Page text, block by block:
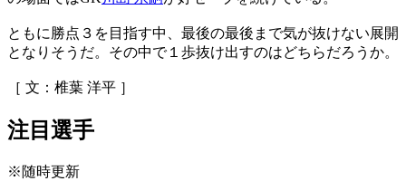
ともに勝点３を目指す中、最後の最後まで気が抜けない展開
となりそうだ。その中で１歩抜け出すのはどちらだろうか。
［ 文：椎葉 洋平 ］
注目選手
※随時更新